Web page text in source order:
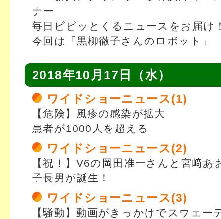
ナー
毎日ビビッとくるニュースをお届け
今回は「黒柳徹子さんのロボット」
2018年10月17日（水）
ワイドショーニュース(1)
【危険】風疹の感染が拡大
患者が1000人を超える
ワイドショーニュース(2)
【祝！】V6の岡田准一さんと宮﨑
子長男が誕生！
ワイドショーニュース(3)
【騒動】動画がきっかけでスウェー